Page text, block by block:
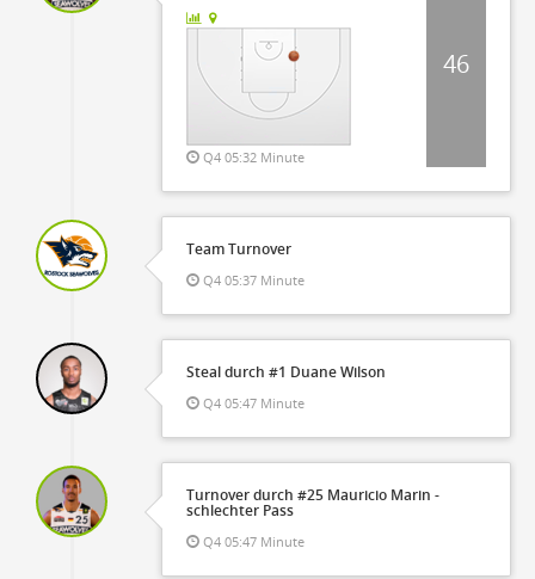
Q4 05:32 Minute
46
Team Turnover
Q4 05:37 Minute
Steal durch #1 Duane Wilson
Q4 05:47 Minute
Turnover durch #25 Mauricio Marin -
schlechter Pass
Q4 05:47 Minute